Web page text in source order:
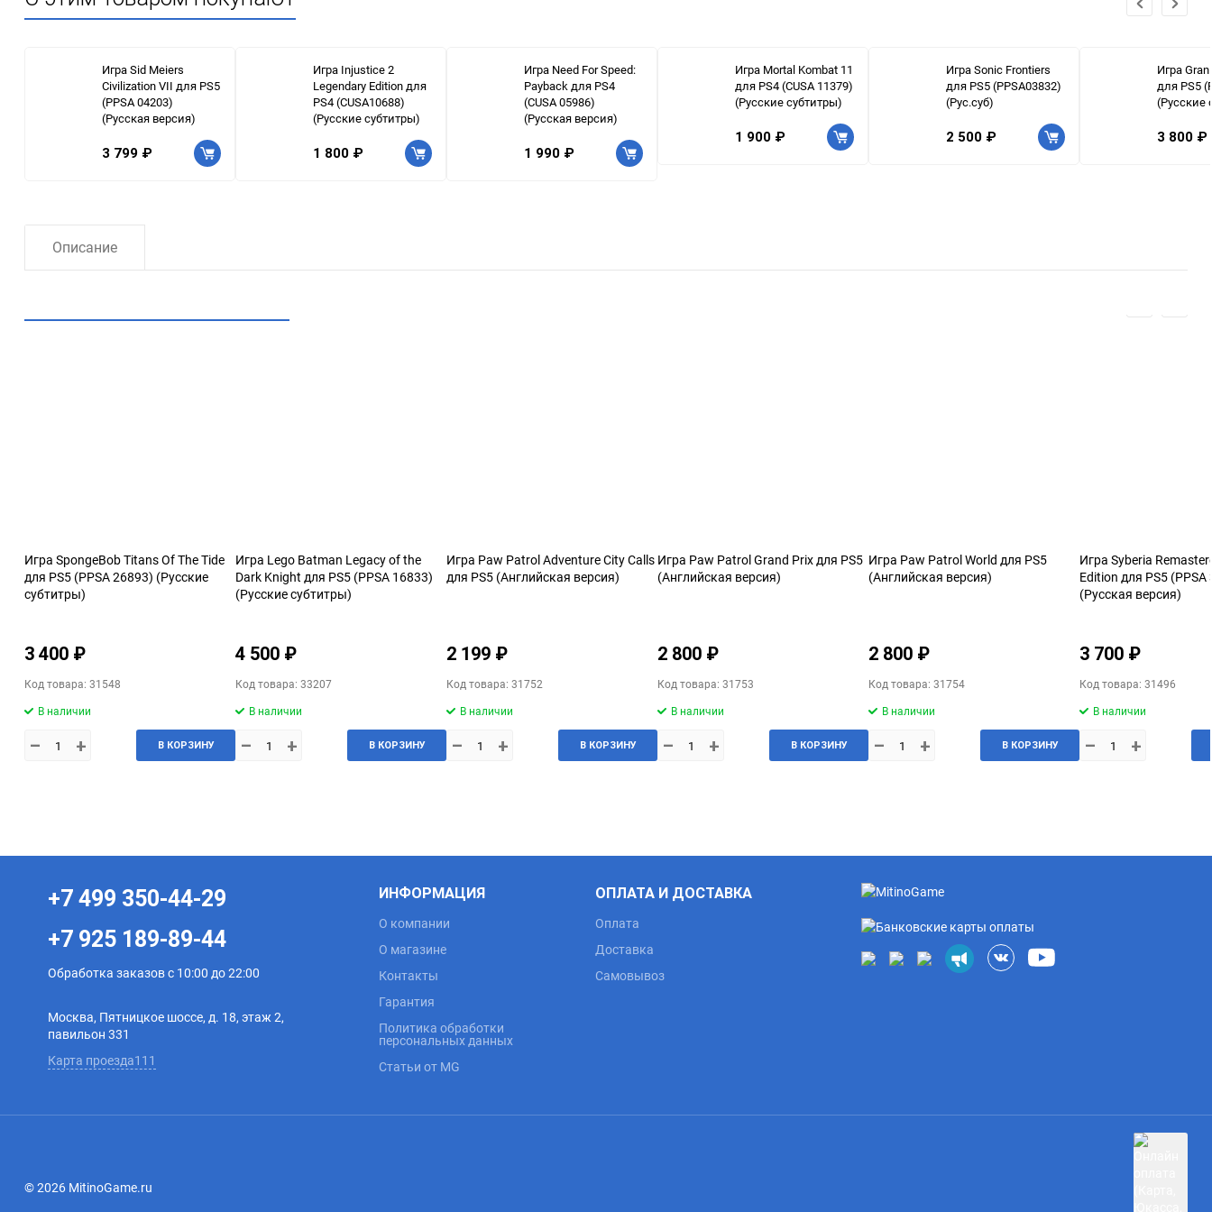
Игра Sid Meiers
Civilization VII для PS5
(PPSA 04203)
(Русская версия)
3 799 ₽
Игра Injustice 2
Legendary Edition для
PS4 (CUSA10688)
(Русские субтитры)
1 800 ₽
Игра Need For Speed:
Payback для PS4
(CUSA 05986)
(Русская версия)
1 990 ₽
Игра Mortal Kombat 11
для PS4 (CUSA 11379)
(Русские субтитры)
1 900 ₽
Игра Sonic Frontiers
для PS5 (PPSA03832)
(Рус.суб)
2 500 ₽
Игра
для PS5
(Русские
3 800 ₽
Описание
Игра SpongeBob Titans Of The Tide
для PS5 (PPSA 26893) (Русские
cубтитры)
3 400 ₽
Код товара: 31548
В наличии
– + В КОРЗИНУ
Игра Lego Batman Legacy of the
Dark Knight для PS5 (PPSA 16833)
(Русские субтитры)
4 500 ₽
Код товара: 33207
В наличии
– + В КОРЗИНУ
Игра Paw Patrol Adventure City Calls
для PS5 (Английская версия)
2 199 ₽
Код товара: 31752
В наличии
– + В КОРЗИНУ
Игра Paw Patrol Grand Prix для PS5
(Английская версия)
2 800 ₽
Код товара: 31753
В наличии
– + В КОРЗИНУ
Игра Paw Patrol World для PS5
(Английская версия)
2 800 ₽
Код товара: 31754
В наличии
– + В КОРЗИНУ
Игра Syberia
Edition для PS5 (PPSA
(Русская версия)
3 700 ₽
Код товара: 31496
В наличии
– +
+7 499 350-44-29
+7 925 189-89-44
Обработка заказов с 10:00 до 22:00
Москва, Пятницкое шоссе, д. 18, этаж 2,
павильон 331
Карта проезда111
ИНФОРМАЦИЯ
О компании
О магазине
Контакты
Гарантия
Политика обработки
персональных данных
Статьи от MG
ОПЛАТА И ДОСТАВКА
Оплата
Доставка
Самовывоз
© 2026 MitinoGame.ru